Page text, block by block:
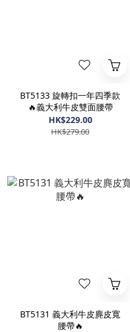
BT5133 旋轉扣一年四季款
🔥義大利牛皮雙面腰帶
HK$229.00
HK$279.00
BT5131 義大利牛皮麂皮寬
腰帶🔥